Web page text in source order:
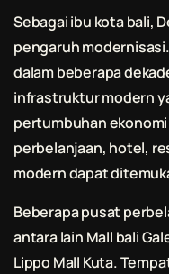
Sebagai ibu kotabali,
pengaruh
dalam beberapa
infrastruktur modern
pertumbuhan
perbelanjaan, hotel,
modern dapat
Beberapa pusat
antara lain Mall bali
Lippo Mall Kuta.